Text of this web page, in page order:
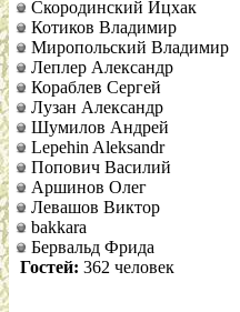
Скородинский Ицхак
Котиков Владимир
Миропольский Владимир
Леплер Александр
Кораблев Сергей
Лузан Александр
Шумилов Андрей
Lepehin Aleksandr
Попович Василий
Аршинов Олег
Левашов Виктор
bakkara
Бервальд Фрида
Гостей: 362 человек